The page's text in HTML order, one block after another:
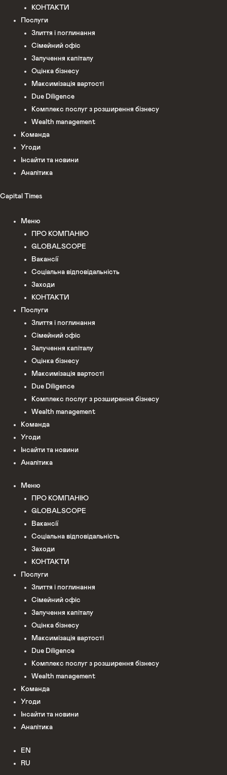
КОНТАКТИ
Послуги
Злиття і поглинання
Сімейний офіс
Залучення капіталу
Оцінка бізнесу
Максимізація вартості
Due Diligence
Комплекс послуг з розширення бізнесу
Wealth management
Команда
Угоди
Інсайти та новини
Аналітика
Capital Times
Меню
ПРО КОМПАНІЮ
GLOBALSCOPE
Вакансії
Соціальна відповідальність
Заходи
КОНТАКТИ
Послуги
Злиття і поглинання
Сімейний офіс
Залучення капіталу
Оцінка бізнесу
Максимізація вартості
Due Diligence
Комплекс послуг з розширення бізнесу
Wealth management
Команда
Угоди
Інсайти та новини
Аналітика
Меню
ПРО КОМПАНІЮ
GLOBALSCOPE
Вакансії
Соціальна відповідальність
Заходи
КОНТАКТИ
Послуги
Злиття і поглинання
Сімейний офіс
Залучення капіталу
Оцінка бізнесу
Максимізація вартості
Due Diligence
Комплекс послуг з розширення бізнесу
Wealth management
Команда
Угоди
Інсайти та новини
Аналітика
EN
RU